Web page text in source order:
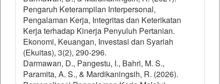
Pengaruh Keterampilan Interpersonal,
Pengalaman Kerja, Integritas dan Keterikatan
Kerja terhadap Kinerja Penyuluh Pertanian.
Ekonomi, Keuangan, Investasi dan Syariah
(Ekuitas), 3(2), 290-296.
Darmawan, D., Pangestu, I., Bahri, M. S.,
Paramita, A. S., & Mardikaningsih, R. (2026).